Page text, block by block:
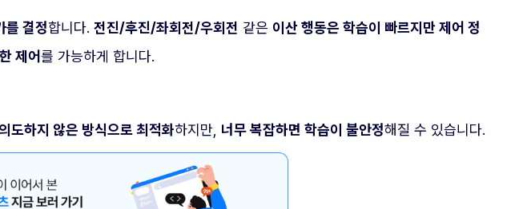
결정합니다. 전진/후진/좌회전/우회전 같은 이산 행동은 학습이 빠르지만 제어 정
제어를 가능하게 합니다.
도하지 않은 방식으로 최적화하지만, 너무 복잡하면 학습이 불안정해질 수 있습니다.